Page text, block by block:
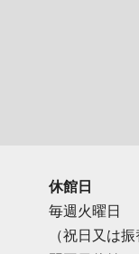
休館日
毎週火曜日
（祝日又は